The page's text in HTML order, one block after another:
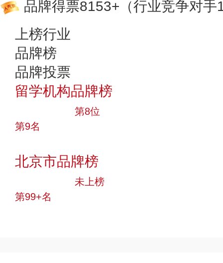
品牌得票8153+ （行业竞争对
上榜行业
品牌榜
品牌投票
留学机构品牌榜
第8位
第9名
北京市品牌榜
未上榜
第99+名